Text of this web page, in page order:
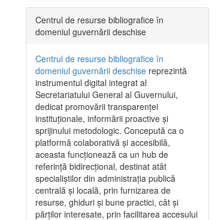
Centrul de resurse bibliografice în
domeniul guvernării deschise
Centrul de resurse bibliografice în
domeniul guvernării deschise reprezintă
instrumentul digital integrat al
Secretariatului General al Guvernului,
dedicat promovării transparenței
instituționale, informării proactive și
sprijinului metodologic. Concepută ca o
platformă colaborativă și accesibilă,
aceasta funcționează ca un hub de
referință bidirecțional, destinat atât
specialiștilor din administrația publică
centrală și locală, prin furnizarea de
resurse, ghiduri și bune practici, cât și
părților interesate, prin facilitarea accesului